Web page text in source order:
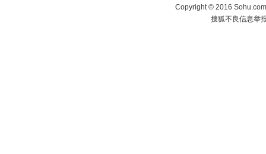
Copyright©2016
搜狐不良信息举